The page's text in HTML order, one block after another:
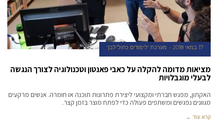
17 במאי 2018 מערכת 'לימודים כחול־לבן'
מציאות מדומה להקלה על כאבי פאנטון וטכנולוגיה לצורך הנגשה
לבעלי מוגבלויות
האקתון, מפגש חברתי ומקצועי ליצירת פתרונות תוכנה או חומרה. אנשים מרקעים
מגוונים נפגשים ומשתפים פעולה כדי לפתח מוצר בזמן קצר.
קרא עוד ←